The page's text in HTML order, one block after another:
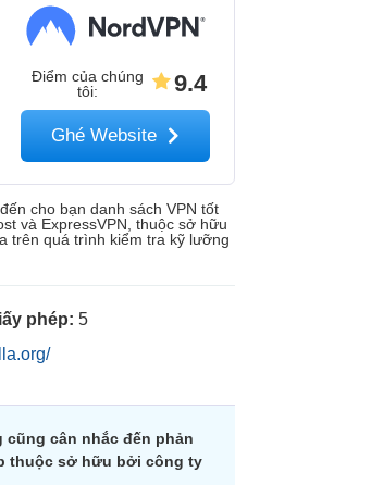
Điểm của chúng
tôi: 9.4
Ghé Website
cho bạn danh sách VPN tốt
và ExpressVPN, thuộc sở hữu
trên quá trình kiểm tra kỹ lưỡng
phép: 5
cân nhắc đến phản
thuộc sở hữu bởi công ty